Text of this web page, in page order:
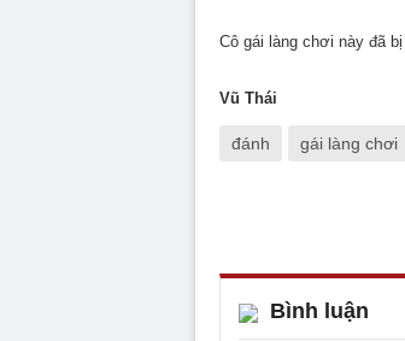
Cô gái làng chơi này đã
Vũ Thái
đánh gái làng chơi
Bình luận